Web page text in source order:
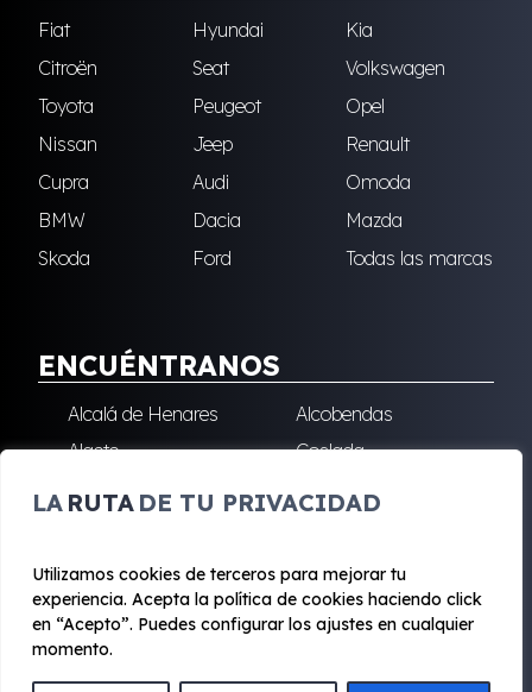
LA RUTA DE TU PRIVACIDAD
Utilizamos cookies de terceros para mejorar tu
experiencia. Acepta la política de cookies haciendo click
en “Acepto”. Puedes configurar los ajustes en cualquier
momento.
Fiat Hyundai
Kia
Citroën
Seat
Volkswagen
Toyota
Peugeot
Opel
Nissan
Jeep
Renault
Cupra
Audi
Omoda
BMW
Dacia
Mazda
Skoda
Ford Todas las marcas
ENCUÉNTRANOS
Alcalá de Henares
Alcobendas
Algete
Coslada
Reyes